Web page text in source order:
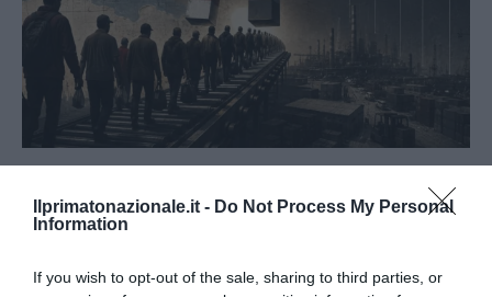
Ilprimatonazionale.it - Do Not Process My Personal
Information
If you wish to opt-out of the sale, sharing to third parties, or
l’economia delle braccia